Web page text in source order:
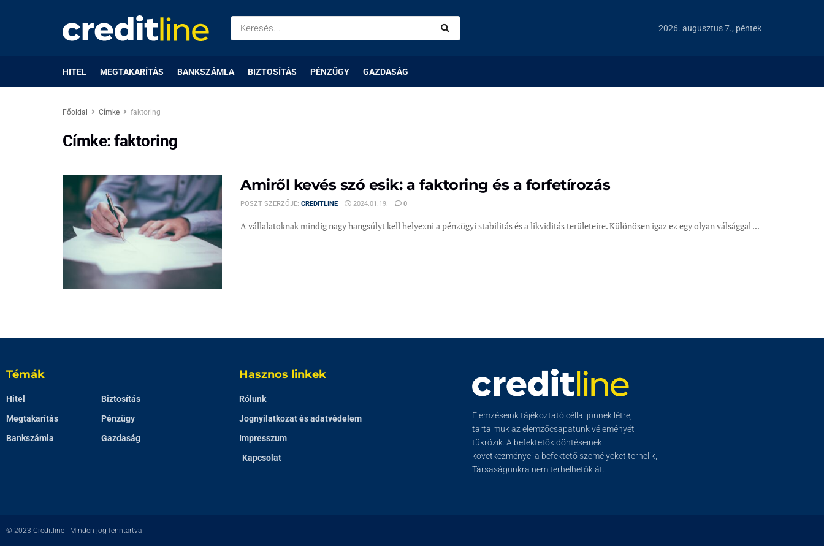
2026. augusztus 7., péntek
HITEL MEGTAKARÍTÁS BANKSZÁMLA BIZTOSÍTÁS PÉNZÜGY GAZDASÁG
Főoldal Címke faktoring
Címke:faktoring
Amiről kevés szó esik: a faktoring és a forfetírozás
POSZT SZERZŐJE: CREDITLINE 2024.01.19. 0
A vállalatoknak mindig nagy hangsúlyt kell helyezni a pénzügyi stabilitás és a likviditás területeire. Különösen igaz ez egy olyan válsággal ...
Témák
Hitel
Megtakarítás
Bankszámla
Biztosítás
Pénzügy
Gazdaság
Hasznos linkek
Rólunk
Jognyilatkozat és adatvédelem
Impresszum
Kapcsolat
Elemzéseink tájékoztató céllal jönnek létre,
tartalmuk az elemzőcsapatunk véleményét
tükrözik. A befektetők döntéseinek
következményei a befektető személyeket terhelik,
Társaságunkra nem terhelhetők át.
© 2023 Creditline - Minden jog fenntartva